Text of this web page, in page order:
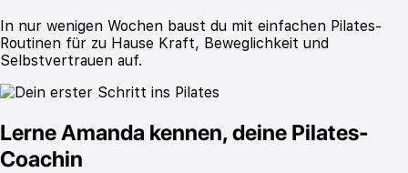
In nur wenigen Wochen baust du mit einfachen Pilates-
Routinen für zu Hause Kraft, Beweglichkeit und
Selbstvertrauen auf.
Lerne Amanda kennen, deine Pilates-
Coachin